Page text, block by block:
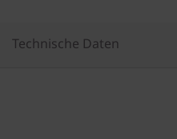
Technische Daten